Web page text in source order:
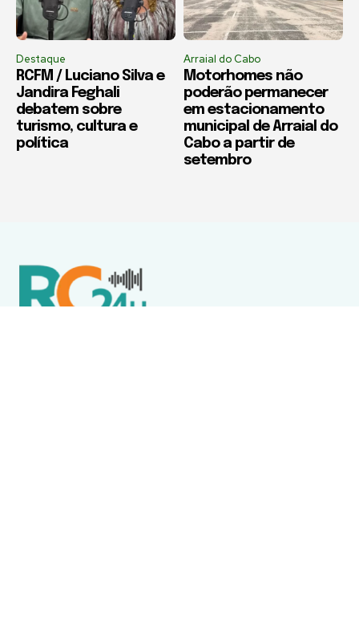
Destaque
RCFM / Luciano Silva e
Jandira Feghali
debatem sobre
turismo, cultura e
política
Arraial do Cabo
Motorhomes não
poderão permanecer
em estacionamento
municipal de Arraial do
Cabo a partir de
setembro